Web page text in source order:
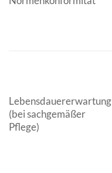
Lebensdauererwartung
(bei sachgemäßer
Pflege)